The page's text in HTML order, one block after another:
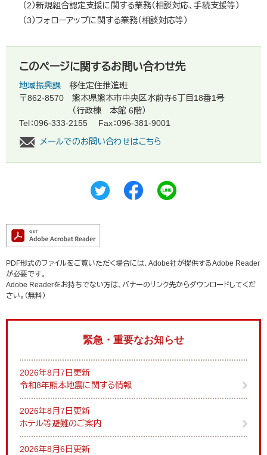
（2）新規組合認定支援に関する業務（相談対応、手続支援等）
（3）フォローアップに関する業務（相談対応等）
このページに関するお問い合わせ先
地域振興課
移住定住推進班
〒862-8570
熊本県熊本市中央区水前寺6丁目18番1号
（行政棟 本館 6階）
Tel：096-333-2155
Fax：096-381-9001
メールでのお問い合わせはこちら
PDF形式のファイルをご覧いただく場合には、Adobe社が提供するAdobe Reader
が必要です。
Adobe Readerをお持ちでない方は、バナーのリンク先からダウンロードしてくだ
さい。（無料）
緊急・重要なお知らせ
2026年8月7日更新
令和8年熊本地震に関する情報
2026年8月7日更新
ホテル等避難のご案内
2026年8月6日更新